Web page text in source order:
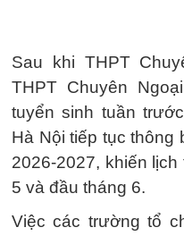
Sau khi THPT
THPT Chuyên
tuyển sinh tuần
Hà Nội tiếp tục thông
2026-2027, khiến
5 và đầu tháng 6.
Việc các trường tổ